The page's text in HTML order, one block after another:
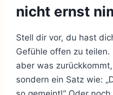
nicht ernst
Stell dir vor, du hast
Gefühle offen zu
aber was
sondern ein Satz wie: